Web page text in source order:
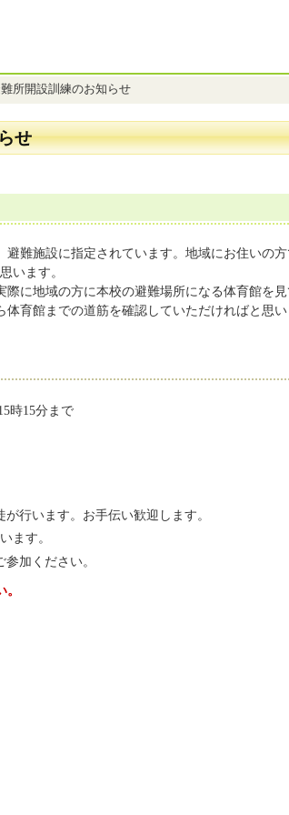
所開設訓練のお知らせ
せ
難施設に指定されています。地域にお住いの
います。
に地域の方に本校の避難場所になる体育館を
育館までの道筋を確認していただければと思い
時15分まで
行います。お手伝い歓迎します。
ます。
加ください。